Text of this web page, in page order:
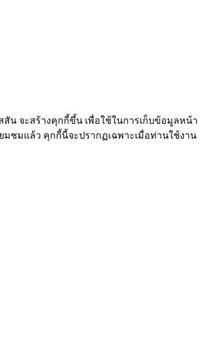
สัน จะสร้างคุกกี้ขึ้น เพื่อใช้ในการเก็บข้อมูลหน้า
มชมแล้ว คุกกี้นี้จะปรากฏเฉพาะเมื่อท่านใช้งาน